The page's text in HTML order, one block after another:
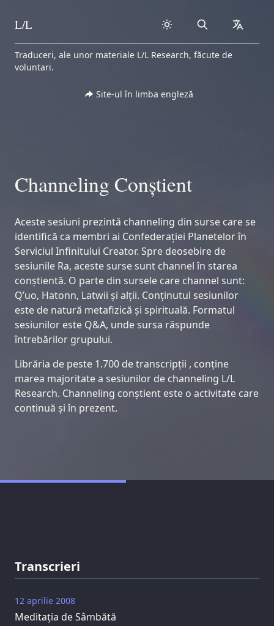
Skip to content
L/L Search
Traduceri, ale unor materiale L/L Research, făcute de
voluntari.
Site-ul în limba engleză
Channeling Conștient
Aceste sesiuni prezintă channeling din surse care se
identifică ca membri ai Confederației Planetelor în
Serviciul Infinitului Creator. Spre deosebire de
sesiunile Ra, aceste surse sunt channel în starea
conștientă. O parte din sursele care channel sunt:
Q’uo, Hatonn, Latwii și alții. Conținutul sesiunilor
este de natură metafizică și spirituală. Formatul
sesiunilor este Q&A, unde sursa răspunde
întrebărilor grupului.
Librăria de peste 1.700 de transcripții , conține
marea majoritate a sesiunilor de channeling L/L
Research. Channeling conștient este o activitate care
continuă și în prezent.
Transcrieri
12 aprilie 2008
Meditația de Sâmbătă